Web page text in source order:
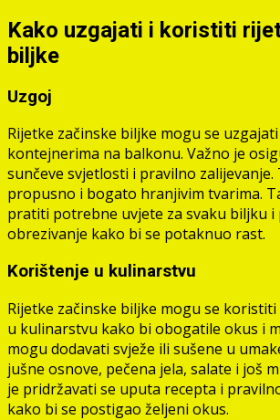
Kako uzgajati i koristiti
biljke
Uzgoj
Rijetke začinske biljke mogu se
kontejnerima na balkonu. Važno je
sunčeve svjetlosti i pravilno
propusno i bogato hranjivim tvarima.
pratiti potrebne uvjete za svaku biljku i
obrezivanje kako bi se potaknuo rast.
Korištenje u kulinarstvu
Rijetke začinske biljke mogu se
u kulinarstvu kako bi obogatile okus i
mogu dodavati svježe ili sušene u
jušne osnove, pečena jela, salate i još
je pridržavati se uputa recepta i
kako bi se postigao željeni okus.